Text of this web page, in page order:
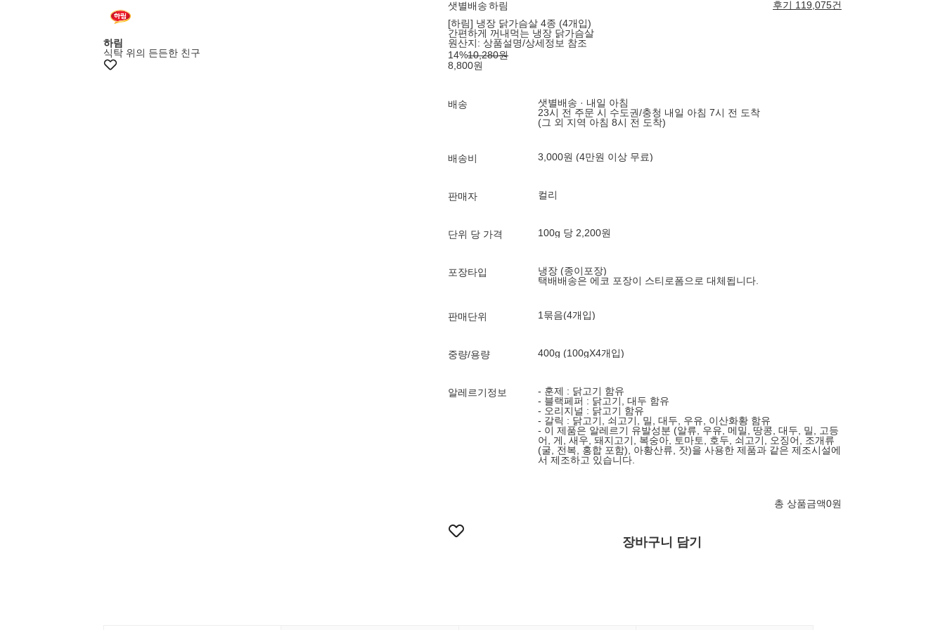
하림
식탁 위의 든든한 친구
샛별배송하림
후기 119,075건
[하림] 냉장 닭가슴살 4종 (4개입)
간편하게 꺼내먹는 냉장 닭가슴살
원산지: 상품설명/상세정보 참조
14%10,280원
8,800원
배송
샛별배송 · 내일 아침
23시 전 주문 시 수도권/충청 내일 아침 7시 전 도착
(그 외 지역 아침 8시 전 도착)
배송비 3,000원 (4만원 이상 무료)
판매자 컬리
단위 당 가격 100g 당 2,200원
포장타입
냉장 (종이포장)
택배배송은 에코 포장이 스티로폼으로 대체됩니다.
판매단위 1묶음(4개입)
중량/용량 400g (100gX4개입)
알레르기정보
- 훈제 : 닭고기 함유
- 블랙페퍼 : 닭고기, 대두 함유
- 오리지널 : 닭고기 함유
- 갈릭 : 닭고기, 쇠고기, 밀, 대두, 우유, 이산화황 함유
- 이 제품은 알레르기 유발성분 (알류, 우유, 메밀, 땅콩, 대두, 밀, 고등
어, 게, 새우, 돼지고기, 복숭아, 토마토, 호두, 쇠고기, 오징어, 조개류
(굴, 전복, 홍합 포함), 아황산류, 잣)을 사용한 제품과 같은 제조시설에
서 제조하고 있습니다.
총 상품금액0원
장바구니 담기